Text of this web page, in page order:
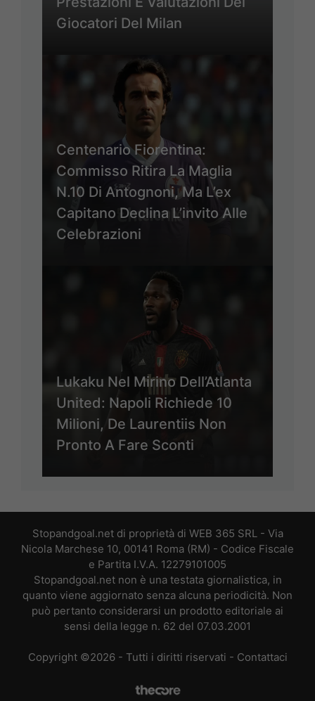
Giocatori Del Milan
Centenario Fiorentina:
Commisso Ritira La Maglia
N.10 Di Antognoni, Ma L’ex
Capitano Declina L’invito Alle
Celebrazioni
Lukaku Nel Mirino Dell’Atlanta
United: Napoli Richiede 10
Milioni, De Laurentiis Non
Pronto A Fare Sconti
Stopandgoal.net di proprietà di WEB 365 SRL - Via
Nicola Marchese 10, 00141 Roma (RM) - Codice Fiscale
e Partita I.V.A. 12279101005
Stopandgoal.net non è una testata giornalistica, in
quanto viene aggiornato senza alcuna periodicità. Non
può pertanto considerarsi un prodotto editoriale ai
sensi della legge n. 62 del 07.03.2001
Copyright ©2026 - Tutti i diritti riservati - Contattaci